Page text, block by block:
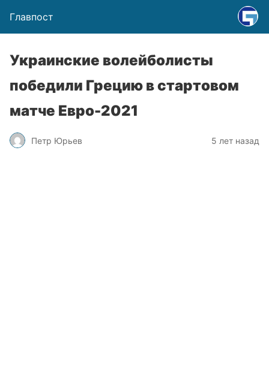
Главпост
Украинские волейболисты
победили Грецию в стартовом
матче Евро-2021
Петр Юрьев 5 лет назад